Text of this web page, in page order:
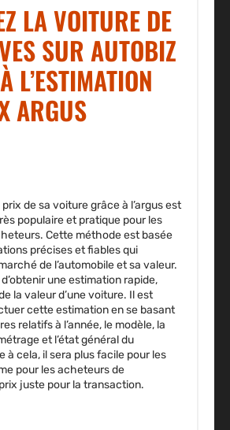
LA VOITURE DE
SUR AUTOBIZ
L’ESTIMATION
ARGUS
prix de sa voiture grâce à l’argus est
populaire et pratique pour les
Cette méthode est basée
précises et fiables qui
de l’automobile et sa valeur.
d’obtenir une estimation rapide,
la valeur d’une voiture. Il est
cette estimation en se basant
relatifs à l’année, le modèle, la
et l’état général du
à cela, il sera plus facile pour les
pour les acheteurs de
juste pour la transaction.